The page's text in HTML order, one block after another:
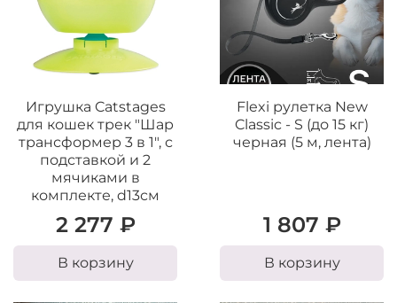
Игрушка Catstages
для кошек трек "Шар
трансформер 3 в 1", с
подставкой и 2
мячиками в
комплекте, d13см
2 277 ₽
В корзину
Flexi рулетка New
Classic - S (до 15 кг)
черная (5 м, лента)
1 807 ₽
В корзину